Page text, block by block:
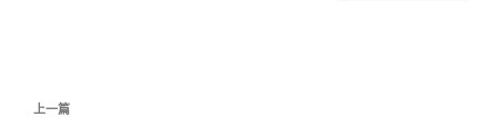
文
上
上一篇